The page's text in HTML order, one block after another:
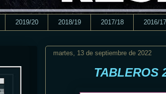
2019/20 2018/19 2017/18 2016/17
martes, 13 de septiembre de 2022
TABLEROS